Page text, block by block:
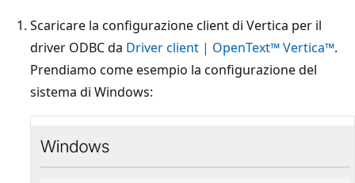
Scaricare la configurazione client di Vertica per il
driver ODBC da Driver client | OpenText™ Vertica™.
Prendiamo come esempio la configurazione del
sistema di Windows: